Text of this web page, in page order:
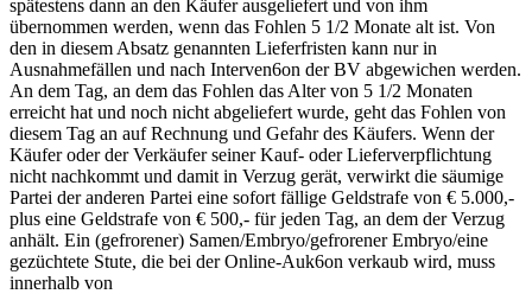
spätestens dann an den Käufer ausgeliefert und von ihm
übernommen werden, wenn das Fohlen 5 1/2 Monate alt ist. Von
den in diesem Absatz genannten Lieferfristen kann nur in
Ausnahmefällen und nach Interven6on der BV abgewichen werden.
An dem Tag, an dem das Fohlen das Alter von 5 1/2 Monaten
erreicht hat und noch nicht abgeliefert wurde, geht das Fohlen von
diesem Tag an auf Rechnung und Gefahr des Käufers. Wenn der
Käufer oder der Verkäufer seiner Kauf- oder Lieferverpflichtung
nicht nachkommt und damit in Verzug gerät, verwirkt die säumige
Partei der anderen Partei eine sofort fällige Geldstrafe von € 5.000,-
plus eine Geldstrafe von € 500,- für jeden Tag, an dem der Verzug
anhält. Ein (gefrorener) Samen/Embryo/gefrorener Embryo/eine
gezüchtete Stute, die bei der Online-Auk6on verkaub wird, muss
innerhalb von